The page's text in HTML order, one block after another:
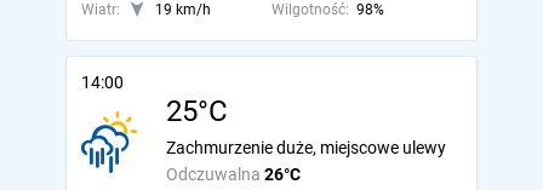
Wiatr:
19 km/h Wilgotność: 98%
14:00
25°C
Odczuwalna 26°C
Zachmurzenie duże, miejscowe ulewy